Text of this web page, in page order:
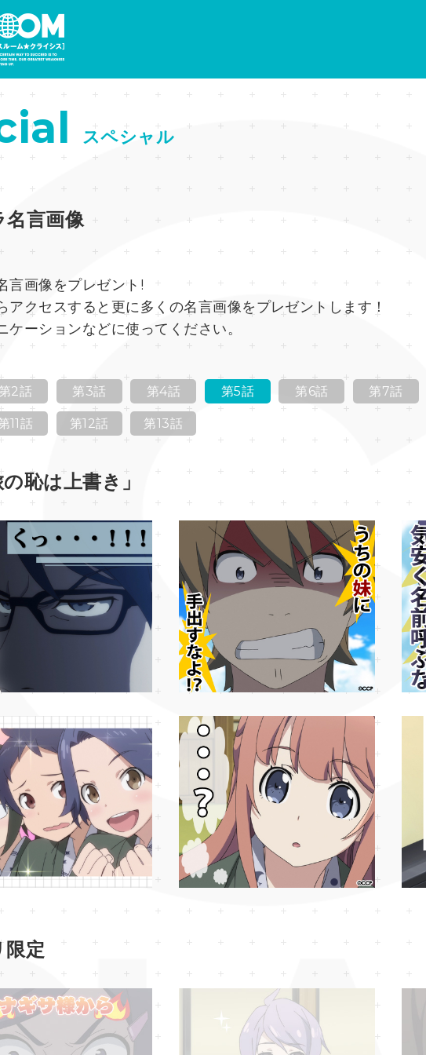
スペシャル
言画像
言画像をプレゼント!
アクセスすると更に多くの名言画像をプレゼントします！
ケーションなどに使ってください。
第2話 第3話 第4話 第5話 第6話 第7話
11話 第12話 第13話
恥は上書き」
限定